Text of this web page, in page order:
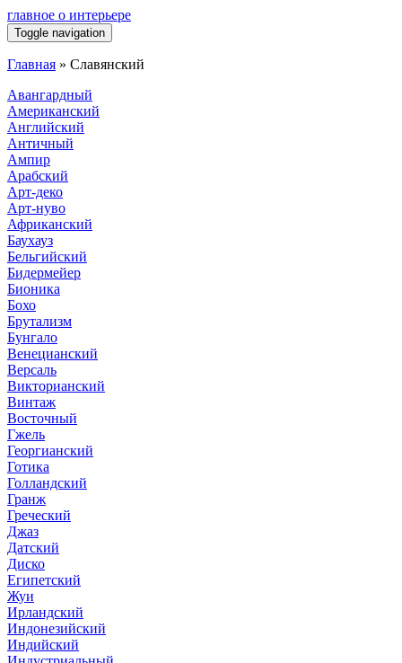
главное о интерьере
Toggle navigation
Главная » Славянский
Авангардный
Американский
Английский
Античный
Ампир
Арабский
Арт-деко
Арт-нуво
Африканский
Баухауз
Бельгийский
Бидермейер
Бионика
Бохо
Брутализм
Бунгало
Венецианский
Версаль
Викторианский
Винтаж
Восточный
Гжель
Георгианский
Готика
Голландский
Гранж
Греческий
Джаз
Датский
Диско
Египетский
Жуи
Ирландский
Индонезийский
Индийский